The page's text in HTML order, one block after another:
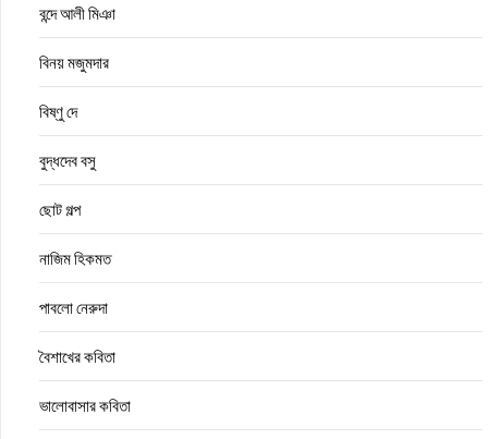
বন্দে আলী মিঞা
বিনয় মজুমদার
বিষ্ণু দে
বুদ্ধদেব বসু
ছোট গল্প
নাজিম হিকমত
পাবলো নেরুদা
বৈশাখের কবিতা
ভালোবাসার কবিতা